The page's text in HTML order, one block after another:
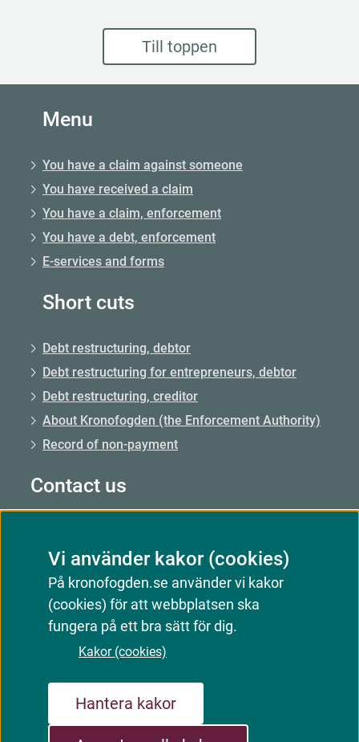
Till toppen
Vi använder kakor (cookies)
På kronofogden.se använder vi kakor
(cookies) för att webbplatsen ska
fungera på ett bra sätt för dig.
Kakor (cookies)
Hantera kakor
Menu
You have a claim against someone
You have received a claim
You have a claim, enforcement
You have a debt, enforcement
E-services and forms
Short cuts
Debt restructuring, debtor
Debt restructuring for entrepreneurs, debtor
Debt restructuring, creditor
About Kronofogden (the Enforcement Authority)
Record of non-payment
Contact us
Call us from abroad: +46 8 56 48 51 50
Opening hours: Mon–Fri 09.00–15.00
Email: Email us
Customer service responds
Sitemap